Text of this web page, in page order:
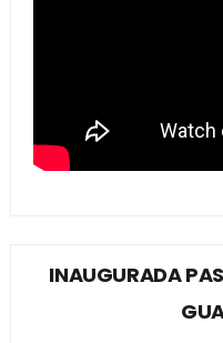
INAUGURADA